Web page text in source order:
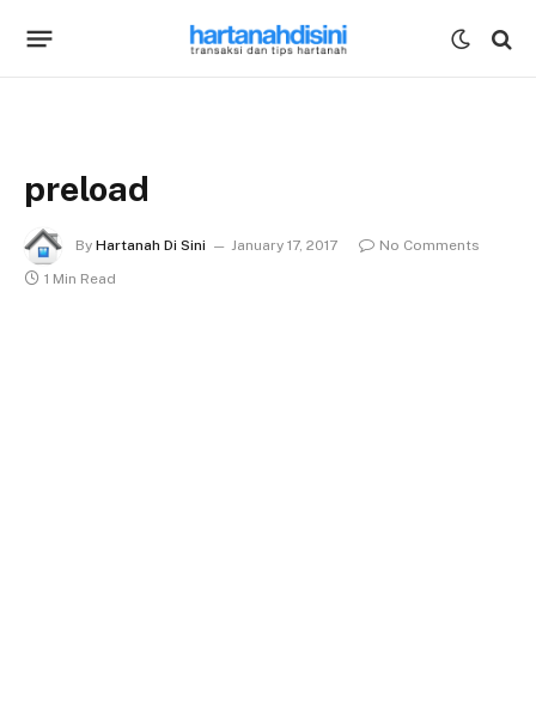
preload
By Hartanah Di Sini January 17, 2017
No Comments
1 Min Read